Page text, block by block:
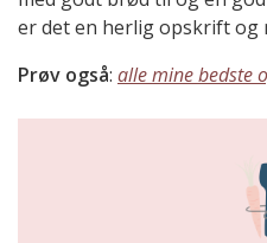
er det en herlig opskrift og
Prøv også: alle mine bedste